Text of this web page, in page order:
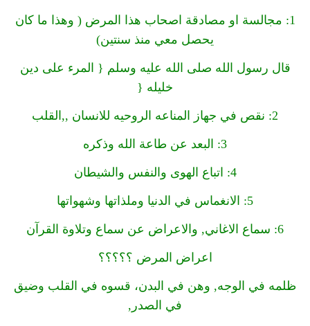
1: مجالسة او مصادقة اصحاب هذا المرض ( وهذا ما كان
يحصل معي منذ سنتين)
قال رسول الله صلى الله عليه وسلم { المرء على دين
خليله {
2: نقص في جهاز المناعه الروحيه للانسان ,,القلب
3: البعد عن طاعة الله وذكره
4: اتباع الهوى والنفس والشيطان
5: الانغماس في الدنيا وملذاتها وشهواتها
6: سماع الاغاني, والاعراض عن سماع وتلاوة القرآن
اعراض المرض ؟؟؟؟؟
ظلمه في الوجه, وهن في البدن، قسوه في القلب وضيق
في الصدر,